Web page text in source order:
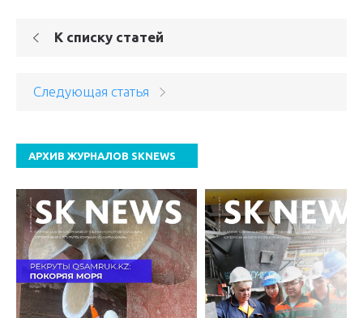
К списку статей
Следующая статья
АРХИВ ЖУРНАЛОВ SKNEWS